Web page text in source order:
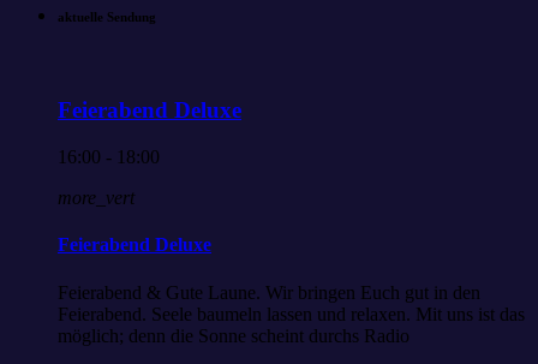
aktuelle Sendung
Feierabend Deluxe
16:00 - 18:00
more_vert
Feierabend Deluxe
Feierabend & Gute Laune. Wir bringen Euch gut in den
Feierabend. Seele baumeln lassen und relaxen. Mit uns ist das
möglich; denn die Sonne scheint durchs Radio